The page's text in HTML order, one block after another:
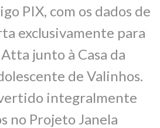
PIX, com os dados de
exclusivamente para
junto à Casa da
de Valinhos.
integralmente
no Projeto Janela